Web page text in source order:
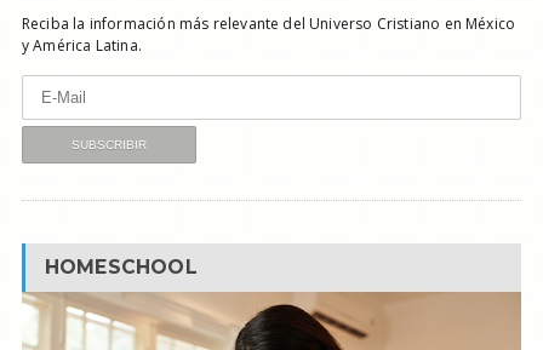
Reciba la información más relevante del Universo Cristiano en México
y América Latina.
HOMESCHOOL